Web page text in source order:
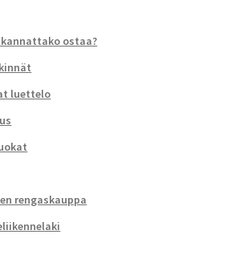
ostaa?
luettelo
rengaskauppa